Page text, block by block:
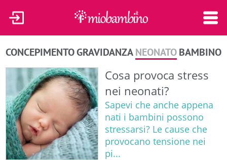
CONCEPIMENTOGRAVIDANZA NEONATO BAMBINO
Cosa provoca stress
nei neonati?
Sapevi che anche appena
nati i bambini possono
stressarsi? Le cause che
provocano tensione nei
pi...